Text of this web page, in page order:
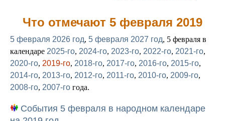
Что отмечают 5 февраля 2019
5 февраля 2026 год, 5 февраля 2027 год, 5 февраля в
календаре 2025-го, 2024-го, 2023-го, 2022-го, 2021-го,
2020-го, 2019-го, 2018-го, 2017-го, 2016-го, 2015-го,
2014-го, 2013-го, 2012-го, 2011-го, 2010-го, 2009-го,
2008-го, 2007-го года.
События 5 февраля в народном календаре